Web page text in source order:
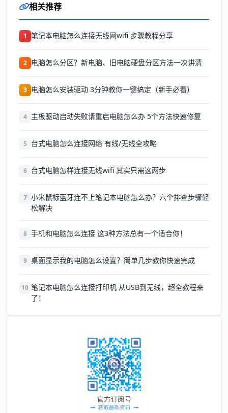
相关推荐
1 笔记本电脑怎么连接无线网wifi 步骤教程分享
2 电脑怎么分区？新电脑、旧电脑硬盘分区方法一次讲清
3 电脑怎么安装驱动 3分钟教你一键搞定（新手必看）
4 主板驱动启动失败请重启电脑怎么办 5个方法快速修复
5 台式电脑怎么连接网络 有线/无线全攻略
6 台式电脑怎样连接无线wifi 其实只需这两步
7 小米鼠标蓝牙连不上笔记本电脑怎么办？六个排查步骤轻
松解决
8 手机和电脑怎么连接 这3种方法总有一个适合你！
9 桌面显示我的电脑怎么设置？简单几步教你快速完成
10 笔记本电脑怎么连接打印机 从USB到无线，超全教程来
了！